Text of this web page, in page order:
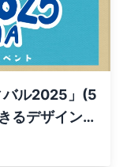
バル2025」(5
るデザイン1